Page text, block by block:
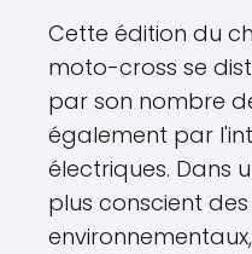
Cette édition du
moto-cross se
par son nombre
également par
électriques. Dans
plus conscient des